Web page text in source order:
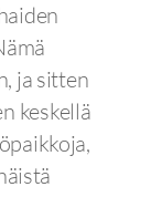
ja sitten
keskellä